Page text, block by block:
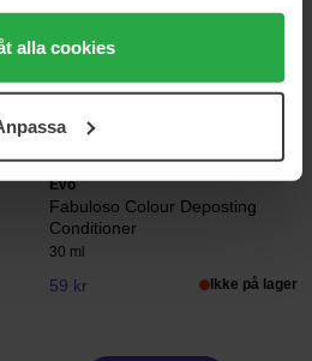
alla cookies" accepterar du
"Detaljer" kan anpassa
Du kan när som helst återkalla
alla cookies
Evo
Treatment
220 ml
Evo
Fabuloso Colour Deposting
Conditioner
30 ml
59 kr Ikke på lager